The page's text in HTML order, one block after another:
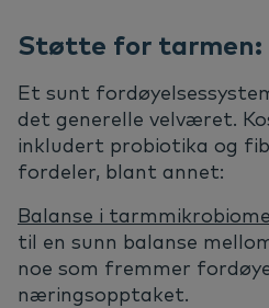
Støtte for tarmen:
Et sunt
det generelle velværet.
inkludert probiotika og
fordeler, blant annet:
Balanse i
til en sunn balanse
noe som fremmer
næringsopptaket.